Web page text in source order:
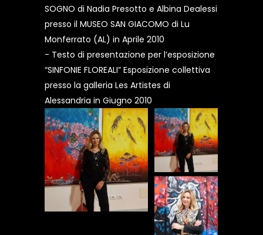
SOGNO di Nadia Presotto e Albina Dealessi
presso il MUSEO SAN GIACOMO di Lu
Monferrato (AL) in Aprile 2010
- Testo di presentazione per l’esposizione
“SINFONIE FLOREALI” Esposizione collettiva
presso la galleria Les Artistes di
Alessandria in Giugno 2010